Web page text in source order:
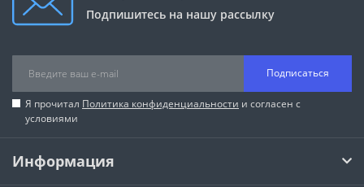
Подпишитесь на нашу рассылку
Подписаться
Я прочитал Политика конфиденциальности и согласен с
условиями
Информация